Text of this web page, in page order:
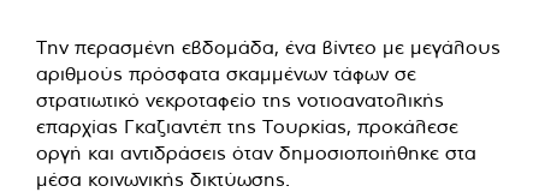
Την περασμένη εβδομάδα, ένα βίντεο με μεγάλους
αριθμούς πρόσφατα σκαμμένων τάφων σε
στρατιωτικό νεκροταφείο της νοτιοανατολικής
επαρχίας Γκαζιαντέπ της Τουρκίας, προκάλεσε
οργή και αντιδράσεις όταν δημοσιοποιήθηκε στα
μέσα κοινωνικής δικτύωσης.